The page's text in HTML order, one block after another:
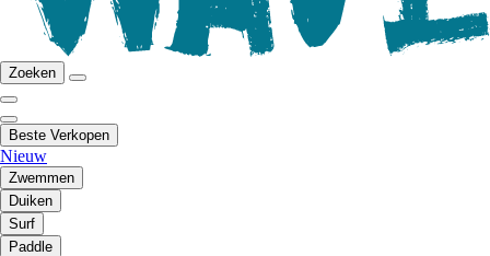
Zoeken
Beste Verkopen
Nieuw
Zwemmen
Duiken
Surf
Paddle